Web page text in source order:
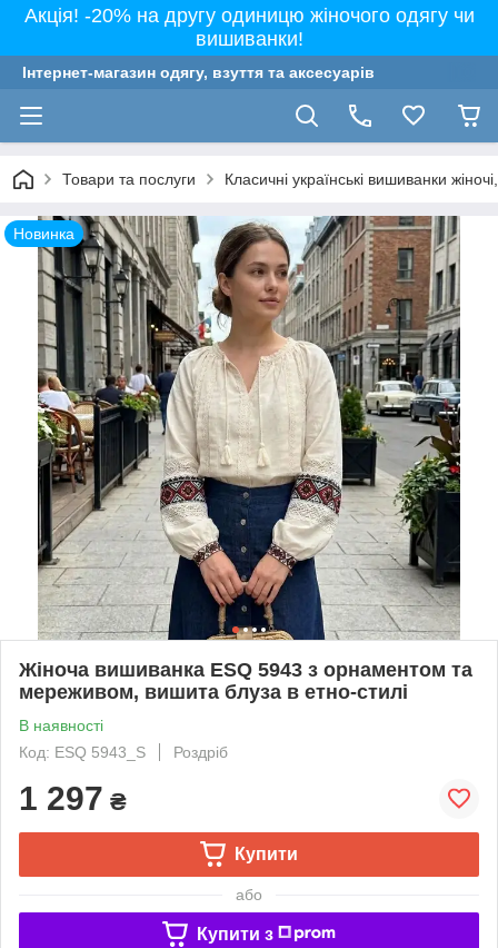
Акція! -20% на другу одиницю жіночого одягу чи
вишиванки!
Інтернет-магазин одягу, взуття та аксесуарів
Товари та послуги Класичні українські вишиванки
Новинка
Жіноча вишиванка ESQ 5943 з орнаментом та
мереживом, вишита блуза в етно-стилі
В наявності
Код: ESQ 5943_S
Роздріб
1 297 ₴
Купити
або
Купити з